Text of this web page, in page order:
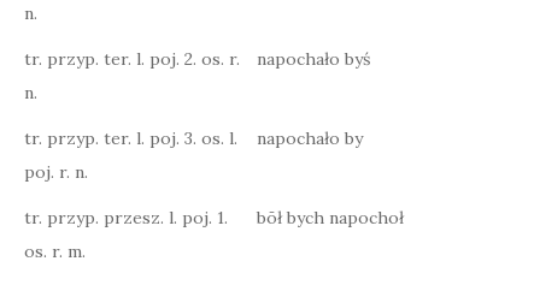
n.
tr. przyp. ter. l. poj. 2. os. r.
n.
napochało byś
tr. przyp. ter. l. poj. 3. os. l.
poj. r. n.
napochało by
tr. przyp. przesz. l. poj. 1.
os. r. m.
bōł bych napochoł